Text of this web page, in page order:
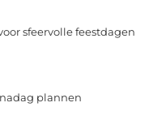
sfeervolle feestdagen
plannen